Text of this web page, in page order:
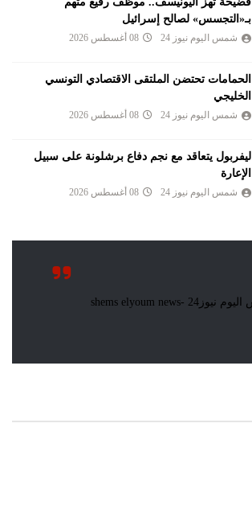
بـ«التجسس» لصالح إسرائيل
شمس اليوم نيوز 24 08 أغسطس 2026
الحمامات تحتضن الملتقى الاقتصادي التونسي
الخليجي
شمس اليوم نيوز 24 08 أغسطس 2026
ليفربول يتعاقد مع نجم دفاع برشلونة على سبيل
الإعارة
شمس اليوم نيوز 24 08 أغسطس 2026